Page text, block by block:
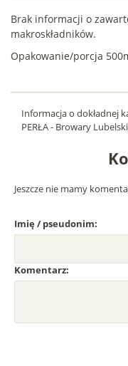
Brak informacji o
makroskładników.
Opakowanie/porcja
Informacja o dokładnej
PERŁA - Browary
Jeszcze nie mamy
Imię / pseudonim:
Komentarz: